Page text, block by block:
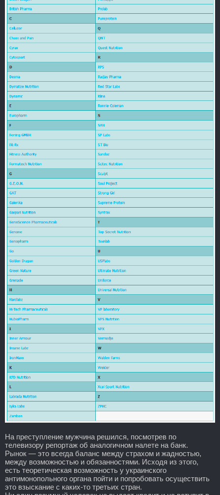
На преступление мужчина решился, посмотрев по
телевизору репортаж об аналогичном налете на банк.
Рынок — это всегда баланс между страхом и жадностью,
между возможностью и обязанностями. Исходя из этого,
есть теоретическая возможность у украинского
антимонопольного органа пойти и попробовать осуществить
это взыскание с каких-то третьих стран.